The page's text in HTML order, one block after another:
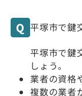
平塚市で鍵
平塚市で鍵
しょう。
業者の資格
複数の業者